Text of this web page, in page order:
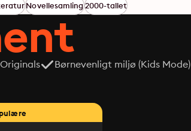
Novellesamling2000-tallet
Børnevenligt miljø (Kids Mode)